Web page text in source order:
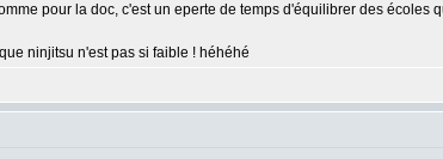
pour la doc, c'est un eperte de temps d'équilibrer des écoles
ninjitsu n'est pas si faible ! héhéhé